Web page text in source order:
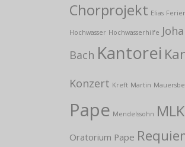
Chorprojekt Elias
Hochwasser Hochwasserhilfe
Bach Kantorei
Konzert Kreft Martin
Pape Mendelssohn MLK
Oratorium Pape